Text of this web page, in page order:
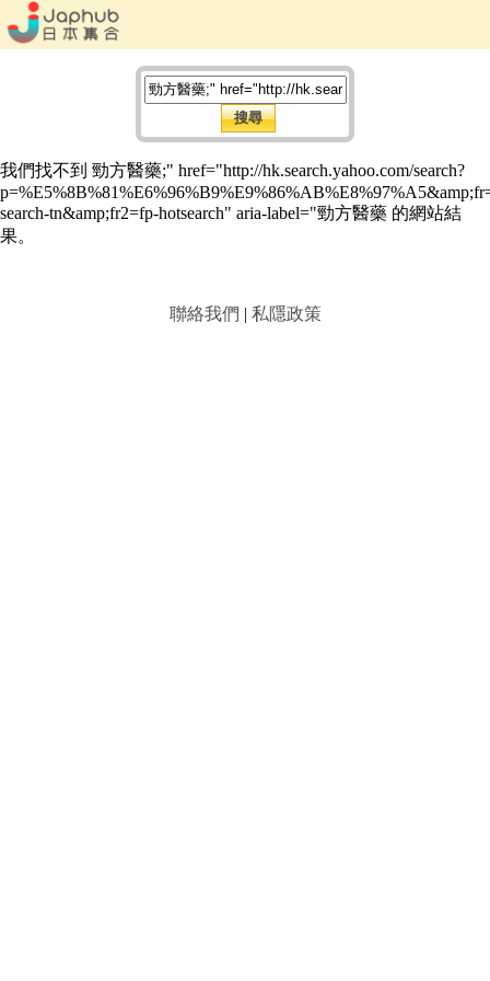
我們找不到 勁方醫藥;" href="http://hk.search.yahoo.com/search?
search-tn&amp;fr2=fp-hotsearch" aria-label="勁方醫藥 的網站結
果。
聯絡我們 | 私隱政策